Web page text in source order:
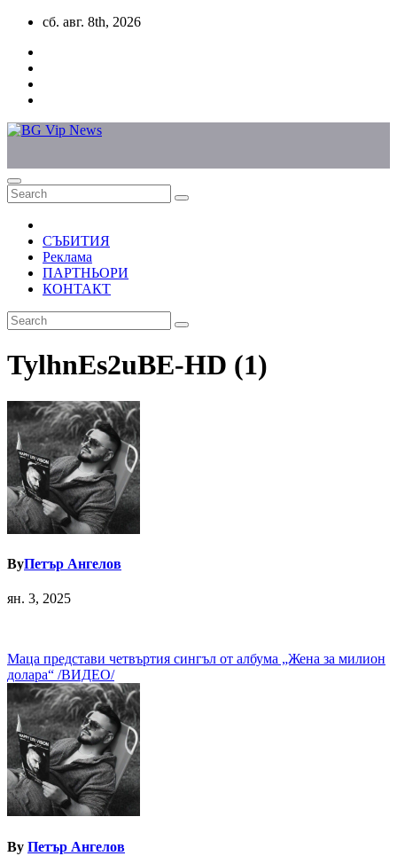
Skip
content
сб. авг. 8th, 2026
СЪБИТИЯ
Реклама
ПАРТНЬОРИ
КОНТАКТ
TylhnEs2uBE-HD (1)
ByПетър Ангелов
ян. 3, 2025
Навигация
Маца представи четвъртия сингъл от албума „Жена за милион
долара“ /ВИДЕО/
By Петър Ангелов